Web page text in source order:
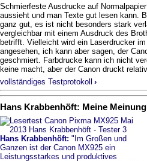
Schmierfeste Ausdrucke auf
aussieht und man Texte gut lesen kann.
ganz gut, es ist nicht besonders stark
vergleichbar mit einem Ausdruck des
betrifft. Vielleicht wird ein Laserdrucker
angesehen, ich kann aber sagen, der
geschmiert. Farbdrucke kann ich nicht
keine macht, aber der Canon druckt
vollständiges Testprotokoll ›
Hans Krabbenhöft: Meine Meinung
Hans Krabbenhöft: "Im Großen und
Ganzen ist der Canon MX925 ein
Leistungsstarkes und produktives